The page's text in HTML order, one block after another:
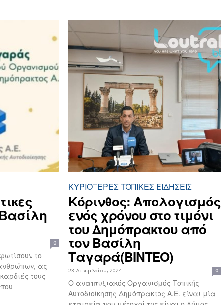
0
το
ας
τους
ΚΥΡΙΌΤΕΡΕΣ ΤΟΠΙΚΈΣ ΕΙΔΉΣΕΙΣ
Kόρινθος: Απολογισμός
ενός χρόνου στο τιμόνι
του Δημόπρακτου από
τον Βασίλη
Ταγαρά(ΒΙΝΤΕΟ)
23 Δεκεμβρίου, 2024 0
Ο αναπτυξιακός Οργανισμός Τοπικής
Αυτοδιοίκησης Δημόπρακτος Α.Ε. είναι μία